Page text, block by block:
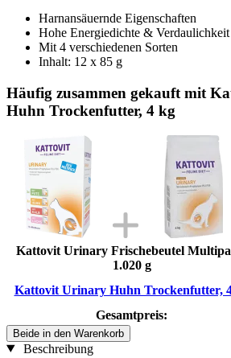
Harnansäuernde Eigenschaften
Hohe Energiedichte & Verdaulichkeit
Mit 4 verschiedenen Sorten
Inhalt: 12 x 85 g
Häufig zusammen gekauft mit
Huhn Trockenfutter, 4 kg
Kattovit Urinary Frischebeutel
1.020 g
Kattovit Urinary Huhn Trockenfutter,
Gesamtpreis:
Beide in den Warenkorb
Beschreibung